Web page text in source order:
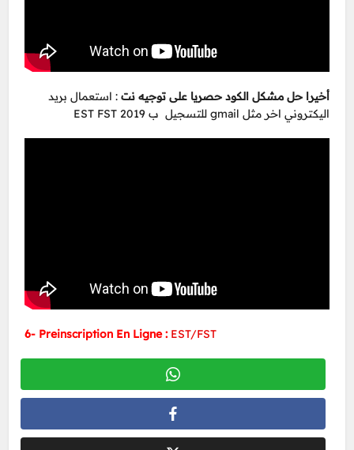
أخيرا حل مشكل الكود حصريا على توجيه نت : استعمال بريد
اليكتروني اخر مثل gmail للتسجيل ب EST FST 2019
6- Preinscription En Ligne : EST/FST